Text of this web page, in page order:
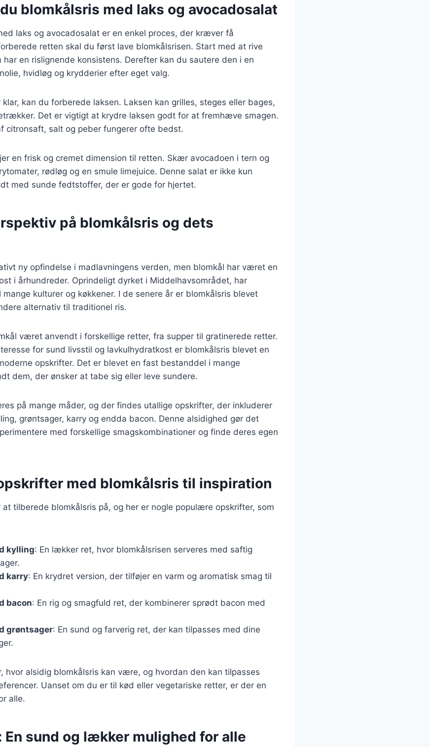
blomkålsris med laks og avocadosalat
laks og avocadosalat er en enkel proces, der kræver få
retten skal du først lave blomkålsrisen. Start med at rive
en rislignende konsistens. Derefter kan du sautere den i en
hvidløg og krydderier efter eget valg.
kan du forberede laksen. Laksen kan grilles, steges eller bages,
Det er vigtigt at krydre laksen godt for at fremhæve smagen.
citronsaft, salt og peber fungerer ofte bedst.
en frisk og cremet dimension til retten. Skær avocadoen i tern og
rødløg og en smule limejuice. Denne salat er ikke kun
med sunde fedtstoffer, der er gode for hjertet.
på blomkålsris og dets
ny opfindelse i madlavningens verden, men blomkål har været en
i århundreder. Oprindeligt dyrket i Middelhavsområdet, har
kulturer og køkkener. I de senere år er blomkålsris blevet
alternativ til traditionel ris.
været anvendt i forskellige retter, fra supper til gratinerede retter.
for sund livsstil og lavkulhydratkost er blomkålsris blevet en
opskrifter. Det er blevet en fast bestanddel i mange
dem, der ønsker at tabe sig eller leve sundere.
på mange måder, og der findes utallige opskrifter, der inkluderer
grøntsager, karry og endda bacon. Denne alsidighed gør det
med forskellige smagskombinationer og finde deres egen
med blomkålsris til inspiration
at tilberede blomkålsris på, og her er nogle populære opskrifter, som
kylling: En lækker ret, hvor blomkålsrisen serveres med saftig
karry: En krydret version, der tilføjer en varm og aromatisk smag til
bacon: En rig og smagfuld ret, der kombinerer sprødt bacon med
grøntsager: En sund og farverig ret, der kan tilpasses med dine
hvor alsidig blomkålsris kan være, og hvordan den kan tilpasses
Uanset om du er til kød eller vegetariske retter, er der en
alle.
En sund og lækker mulighed for alle